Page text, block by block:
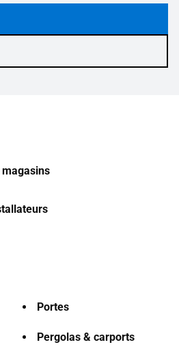
Portes
Pergolas & carports